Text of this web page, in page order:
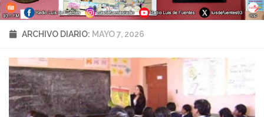
ARCHIVO DIARIO: MAYO 7, 2026